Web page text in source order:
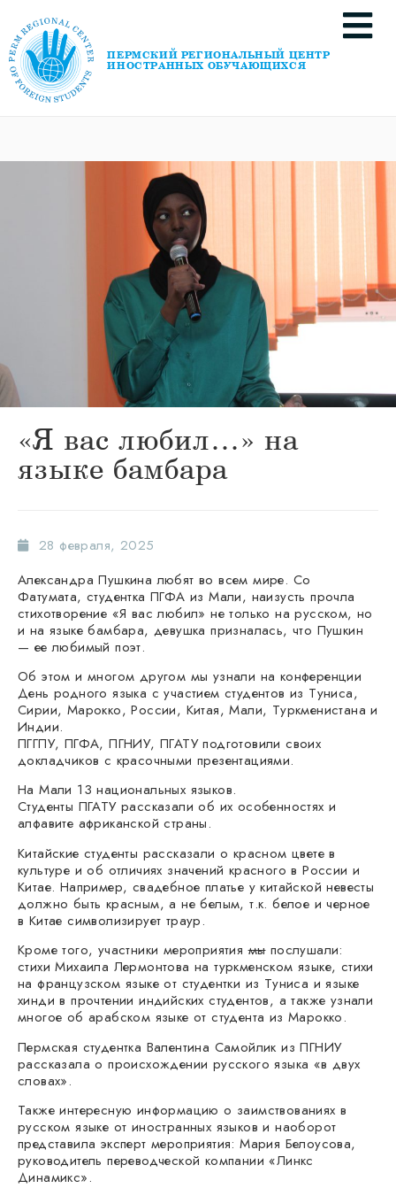
ПЕРМСКИЙ РЕГИОНАЛЬНЫЙ ЦЕНТР
ИНОСТРАННЫХ ОБУЧАЮЩИХСЯ
«Я вас любил…» на
языке бамбара
28 февраля, 2025
Александра Пушкина любят во всем мире. Со
Фатумата, студентка ПГФА из Мали, наизусть прочла
стихотворение «Я вас любил» не только на русском, но
и на языке бамбара, девушка призналась, что Пушкин
— ее любимый поэт.
Об этом и многом другом мы узнали на конференции
День родного языка с участием студентов из Туниса,
Сирии, Марокко, России, Китая, Мали, Туркменистана и
Индии.
ПГГПУ, ПГФА, ПГНИУ, ПГАТУ подготовили своих
докладчиков с красочными презентациями.
На Мали 13 национальных языков.
Студенты ПГАТУ рассказали об их особенностях и
алфавите африканской страны.
Китайские студенты рассказали о красном цвете в
культуре и об отличиях значений красного в России и
Китае. Например, свадебное платье у китайской невесты
должно быть красным, а не белым, т.к. белое и черное
в Китае символизирует траур.
Кроме того, участники мероприятиямыпослушали:
стихи Михаила Лермонтова на туркменском языке, стихи
на французском языке от студентки из Туниса и языке
хинди в прочтении индийских студентов, а также узнали
многое об арабском языке от студента из Марокко.
Пермская студентка Валентина Самойлик из ПГНИУ
рассказала о происхождении русского языка «в двух
словах».
Также интересную информацию о заимствованиях в
русском языке от иностранных языков и наоборот
представила эксперт мероприятия: Мария Белоусова,
руководитель переводческой компании «Линкс
Динамикс».